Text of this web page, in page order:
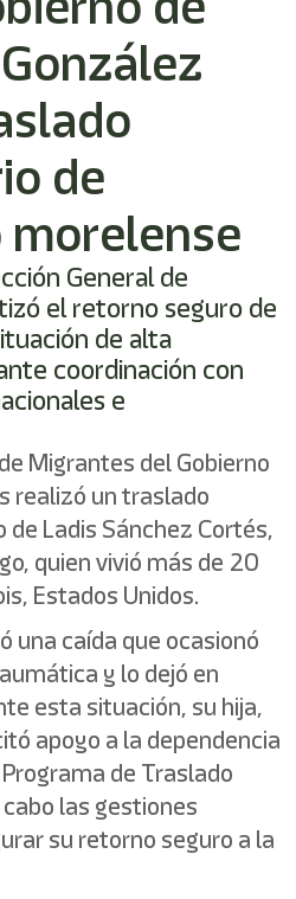
de
General de
el retorno seguro de
de alta
coordinación con
e
Migrantes del Gobierno
realizó un traslado
Ladis Sánchez Cortés,
quien vivió más de 20
Estados Unidos.
una caída que ocasionó
y lo dejó en
esta situación, su hija,
apoyo a la dependencia
de Traslado
las gestiones
su retorno seguro a la